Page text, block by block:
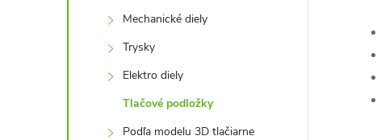
Mechanické diely
Trysky
Elektro diely
Tlačové podložky
Podľa modelu 3D tlačiarne